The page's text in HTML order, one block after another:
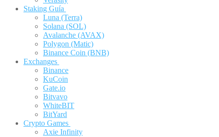
Staking Guía
Luna (Terra)
Solana (SOL)
Avalanche (AVAX)
Polygon (Matic)
Binance Coin (BNB)
Exchanges
Binance
KuCoin
Gate.io
Bitvavo
WhiteBIT
BitYard
Crypto Games
Axie Infinity